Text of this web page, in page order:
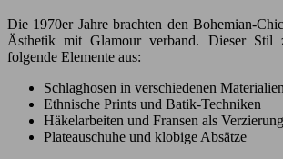
Die 1970er Jahre brachten den Bohemian-
Ästhetik mit Glamour verband. Dieser Stil
folgende Elemente aus:
Schlaghosen in verschiedenen
Ethnische Prints und Batik-Techniken
Häkelarbeiten und Fransen als
Plateauschuhe und klobige Absätze